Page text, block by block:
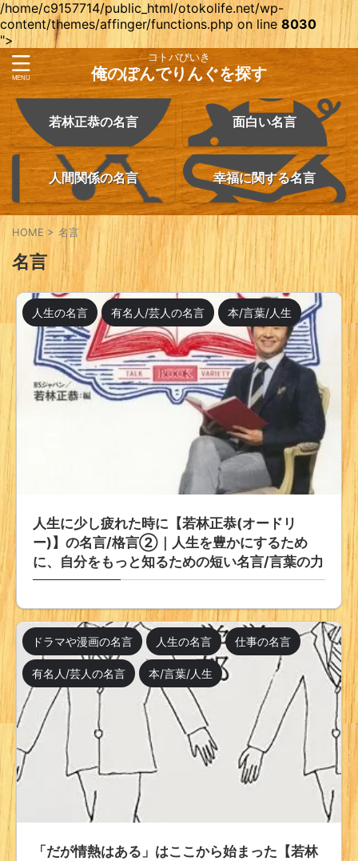
/home/c9157714/public_html/otokolife.net/wp-
content/themes/affinger/functions.php on line8030
">
コトバびいき
俺のぽんでりんぐを探す
若林正恭の名言 面白い名言
人間関係の名言 幸福に関する名言
HOME > 名言
名言
人生の名言 有名人/芸人の名言 本/言葉/人生
人生に少し疲れた時に【若林正恭(オードリ
ー)】の名言/格言②｜人生を豊かにするため
に、自分をもっと知るための短い名言/言葉の力
ドラマや漫画の名言 人生の名言 仕事の名言
有名人/芸人の名言 本/言葉/人生
「だが情熱はある」はここから始まった【若林